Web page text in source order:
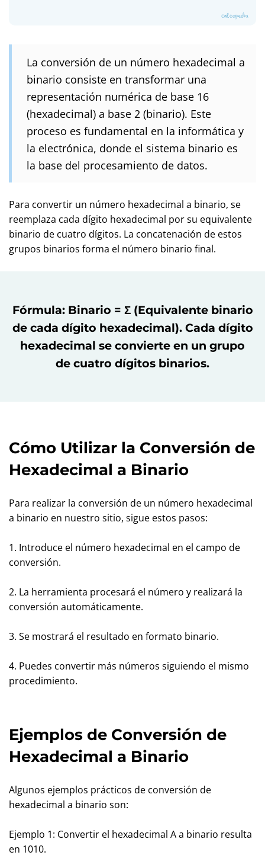
La conversión de un número hexadecimal a
binario consiste en transformar una
representación numérica de base 16
(hexadecimal) a base 2 (binario). Este
proceso es fundamental en la informática y
la electrónica, donde el sistema binario es
la base del procesamiento de datos.
Para convertir un número hexadecimal a binario, se
reemplaza cada dígito hexadecimal por su equivalente
binario de cuatro dígitos. La concatenación de estos
grupos binarios forma el número binario final.
Fórmula: Binario = Σ (Equivalente binario
de cada dígito hexadecimal). Cada dígito
hexadecimal se convierte en un grupo
de cuatro dígitos binarios.
Cómo Utilizar la Conversión de
Hexadecimal a Binario
Para realizar la conversión de un número hexadecimal
a binario en nuestro sitio, sigue estos pasos:
1. Introduce el número hexadecimal en el campo de
conversión.
2. La herramienta procesará el número y realizará la
conversión automáticamente.
3. Se mostrará el resultado en formato binario.
4. Puedes convertir más números siguiendo el mismo
procedimiento.
Ejemplos de Conversión de
Hexadecimal a Binario
Algunos ejemplos prácticos de conversión de
hexadecimal a binario son:
Ejemplo 1: Convertir el hexadecimal A a binario resulta
en 1010.